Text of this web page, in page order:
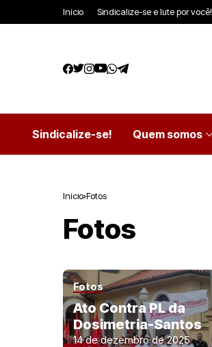
Início Sindicalize-se e lute por você!
Sindicalize-se! Quem somos
Início Fotos
Fotos
Fotos
Ato Contra PL da
Dosimetria-Santos
14 de dezembro de 2025